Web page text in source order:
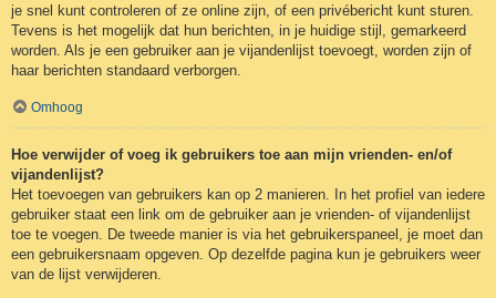
je snel kunt controleren of ze online zijn, of een privébericht kunt sturen.
Tevens is het mogelijk dat hun berichten, in je huidige stijl, gemarkeerd
worden. Als je een gebruiker aan je vijandenlijst toevoegt, worden zijn of
haar berichten standaard verborgen.
Omhoog
Hoe verwijder of voeg ik gebruikers toe aan mijn vrienden- en/of
vijandenlijst?
Het toevoegen van gebruikers kan op 2 manieren. In het profiel van iedere
gebruiker staat een link om de gebruiker aan je vrienden- of vijandenlijst
toe te voegen. De tweede manier is via het gebruikerspaneel, je moet dan
een gebruikersnaam opgeven. Op dezelfde pagina kun je gebruikers weer
van de lijst verwijderen.